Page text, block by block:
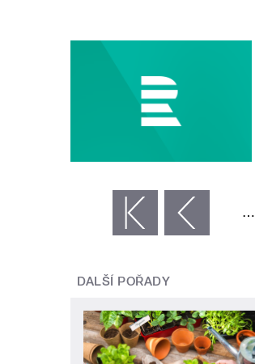
‹ předchozí …
DALŠÍ POŘADY